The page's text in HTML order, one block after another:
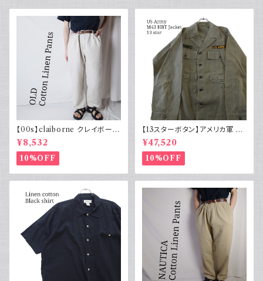
【00s】claiborne クレイボーン
リネンコットンパンツ ツータック
¥8,532
10%OFF
【13スターボタン】アメリカ軍 M
43 HBT ジャケット パッチ 軍物
実物
¥47,520
10%OFF